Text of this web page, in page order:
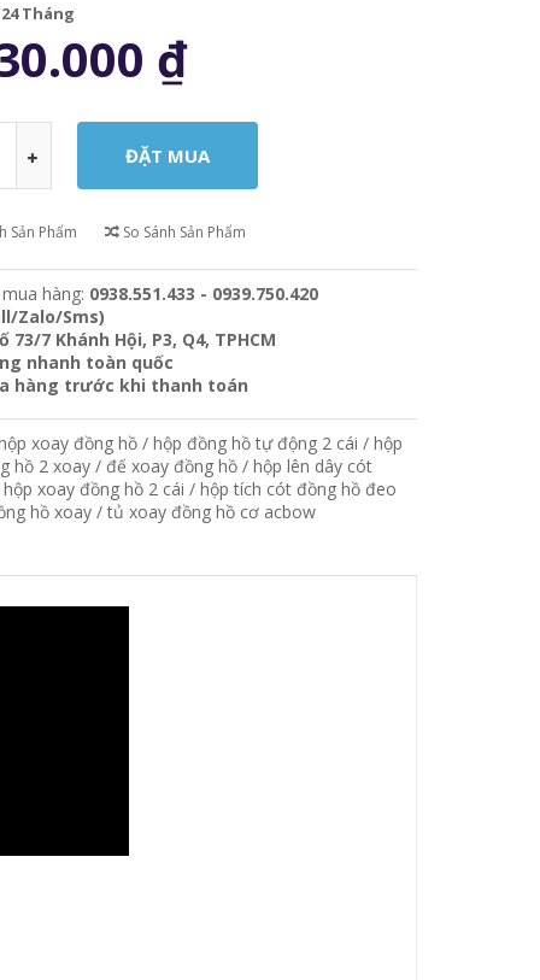
24 Tháng
₫
Sản Phẩm So Sánh Sản Phẩm
mua hàng: 0938.551.433 - 0939.750.420
Zalo/Sms)
73/7 Khánh Hội, P3, Q4, TPHCM
nhanh toàn quốc
hàng trước khi thanh toán
xoay đồng hồ /hộp đồng hồ tự động 2 cái /hộp
hồ 2 xoay /đế xoay đồng hồ /hộp lên dây cót
hộp xoay đồng hồ 2 cái /hộp tích cót đồng hồ đeo
hồ xoay /tủ xoay đồng hồ cơ acbow